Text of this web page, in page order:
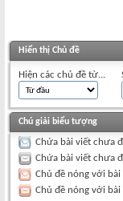
Hiển thị Chủ đề
Hiện các chủ đề từ...
Chú giải biểu tượng
Chứa bài viết chưa
Chứa bài viết chưa
Chủ đề nóng với
Chủ đề nóng với bài